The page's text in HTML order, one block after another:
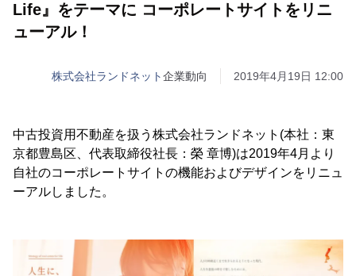
Life』をテーマに コーポレートサイトをリニ
ューアル！
株式会社ランドネット企業動向 2019年4月19日 12:00
中古投資用不動産を扱う株式会社ランドネット(本社：東
京都豊島区、代表取締役社長：榮 章博)は2019年4月より
自社のコーポレートサイトの機能およびデザインをリニュ
ーアルしました。